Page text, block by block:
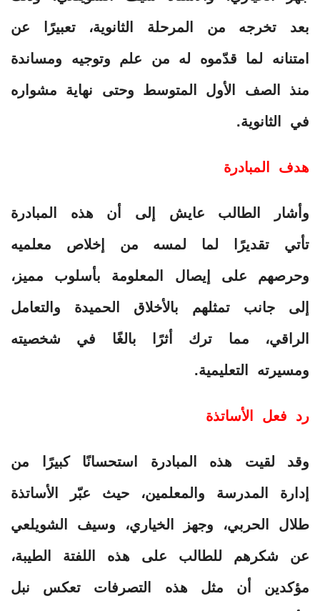
بعد تخرجه من المرحلة الثانوية، تعبيرًا عن
امتنانه لما قدّموه له من علم وتوجيه ومساندة
منذ الصف الأول المتوسط وحتى نهاية مشواره
في الثانوية.
هدف المبادرة
وأشار الطالب عايش إلى أن هذه المبادرة
تأتي تقديرًا لما لمسه من إخلاص معلميه
وحرصهم على إيصال المعلومة بأسلوب مميز،
إلى جانب تمثلهم بالأخلاق الحميدة والتعامل
الراقي، مما ترك أثرًا بالغًا في شخصيته
ومسيرته التعليمية.
رد فعل الأساتذة
وقد لقيت هذه المبادرة استحسانًا كبيرًا من
إدارة المدرسة والمعلمين، حيث عبّر الأساتذة
طلال الحربي، وجهز الخياري، وسيف الشويلعي
عن شكرهم للطالب على هذه اللفتة الطيبة،
مؤكدين أن مثل هذه التصرفات تعكس نبل